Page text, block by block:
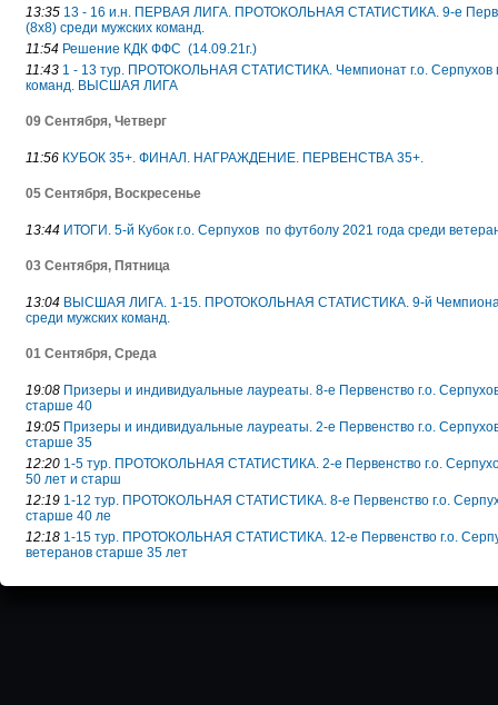
13:35 13 - 16 и.н. ПЕРВАЯ ЛИГА. ПРОТОКОЛЬНАЯ СТАТИСТИКА. 9-е
(8х8) среди мужских команд.
11:54 Решение КДК ФФС (14.09.21г.)
11:43 1 - 13 тур. ПРОТОКОЛЬНАЯ СТАТИСТИКА. Чемпионат г.о. Серпухов
команд. ВЫСШАЯ ЛИГА
09 Сентября, Четверг
11:56 КУБОК 35+. ФИНАЛ. НАГРАЖДЕНИЕ. ПЕРВЕНСТВА 35+.
05 Сентября, Воскресенье
13:44 ИТОГИ. 5-й Кубок г.о. Серпухов по футболу 2021 года среди
03 Сентября, Пятница
13:04 ВЫСШАЯ ЛИГА. 1-15. ПРОТОКОЛЬНАЯ СТАТИСТИКА. 9-й Чемпионат
среди мужских команд.
01 Сентября, Среда
19:08 Призеры и индивидуальные лауреаты. 8-е Первенство г.о.
старше 40
19:05 Призеры и индивидуальные лауреаты. 2-е Первенство г.о.
старше 35
12:20 1-5 тур. ПРОТОКОЛЬНАЯ СТАТИСТИКА. 2-е Первенство г.о.
50 лет и старш
12:19 1-12 тур. ПРОТОКОЛЬНАЯ СТАТИСТИКА. 8-е Первенство г.о.
старше 40 ле
12:18 1-15 тур. ПРОТОКОЛЬНАЯ СТАТИСТИКА. 12-е Первенство г.о.
ветеранов старше 35 лет